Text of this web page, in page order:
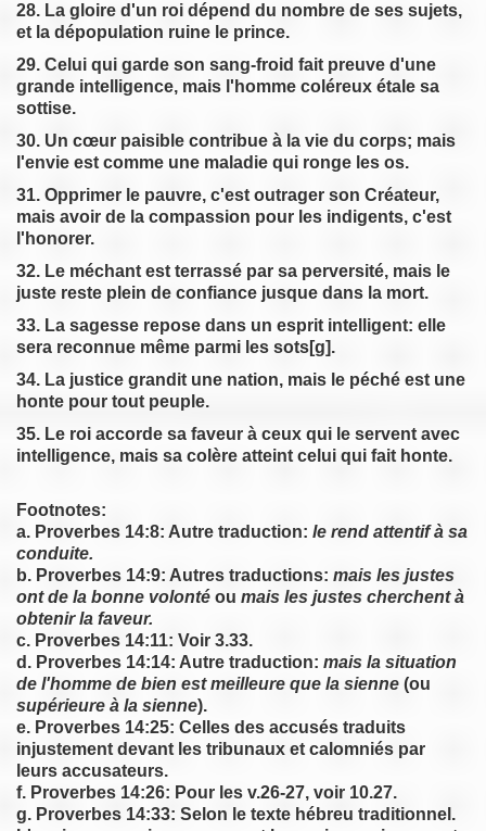
28. La gloire d'un roi dépend du nombre de ses sujets,
et la dépopulation ruine le prince.
29. Celui qui garde son sang-froid fait preuve d'une
grande intelligence, mais l'homme coléreux étale sa
sottise.
30. Un cœur paisible contribue à la vie du corps; mais
l'envie est comme une maladie qui ronge les os.
31. Opprimer le pauvre, c'est outrager son Créateur,
mais avoir de la compassion pour les indigents, c'est
l'honorer.
32. Le méchant est terrassé par sa perversité, mais le
juste reste plein de confiance jusque dans la mort.
33. La sagesse repose dans un esprit intelligent: elle
sera reconnue même parmi les sots[g].
34. La justice grandit une nation, mais le péché est une
honte pour tout peuple.
35. Le roi accorde sa faveur à ceux qui le servent avec
intelligence, mais sa colère atteint celui qui fait honte.
Footnotes:
a. Proverbes 14:8: Autre traduction: le rend attentif à sa
conduite.
b. Proverbes 14:9: Autres traductions: mais les justes
ont de la bonne volonté ou mais les justes cherchent à
obtenir la faveur.
c. Proverbes 14:11: Voir 3.33.
d. Proverbes 14:14: Autre traduction: mais la situation
de l'homme de bien est meilleure que la sienne (ou
supérieure à la sienne).
e. Proverbes 14:25: Celles des accusés traduits
injustement devant les tribunaux et calomniés par
leurs accusateurs.
f. Proverbes 14:26: Pour les v.26-27, voir 10.27.
g. Proverbes 14:33: Selon le texte hébreu traditionnel.